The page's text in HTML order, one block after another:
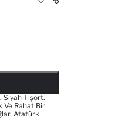
Siyah Tişört.
Ve Rahat Bir
Atatürk